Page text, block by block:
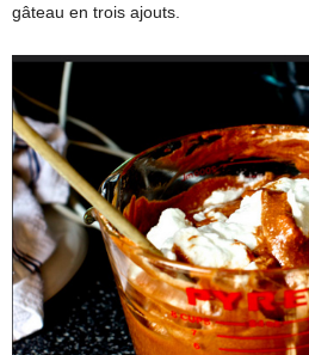
gâteau en trois ajouts.